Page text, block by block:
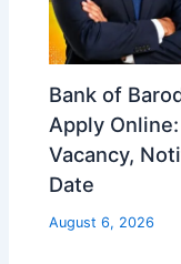
Bank of
Apply
Vacancy,
Date
August 6, 2026